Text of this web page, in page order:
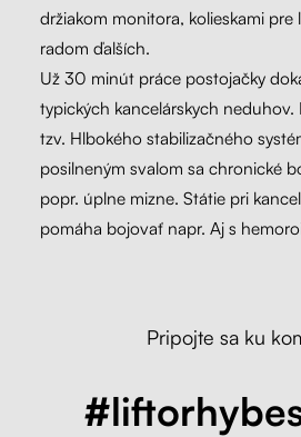
držiakom monitora, kolieskami pre
radom ďalších.
Už 30 minút práce postojačky
typických kancelárskych neduhov.
tzv. Hlbokého stabilizačného
posilneným svalom sa chronické
popr. úplne mizne. Státie pri
pomáha bojovať napr. Aj s
Pripojte sa ku